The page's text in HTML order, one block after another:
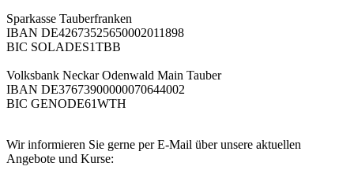
Sparkasse Tauberfranken
IBAN DE42673525650002011898
BIC SOLADES1TBB
Volksbank Neckar Odenwald Main Tauber
IBAN DE37673900000070644002
BIC GENODE61WTH
Wir informieren Sie gerne per E-Mail über unsere aktuellen
Angebote und Kurse: